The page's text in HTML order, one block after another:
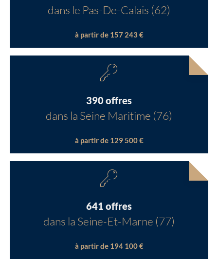
dans le Pas-De-Calais (62)
à partir de 157 243 €
390 offres
dans la Seine Maritime (76)
à partir de 129 500 €
641 offres
dans la Seine-Et-Marne (77)
à partir de 194 100 €